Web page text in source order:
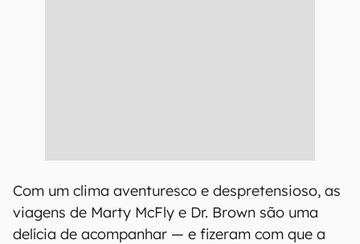
Com um clima aventuresco e despretensioso, as
viagens de Marty McFly e Dr. Brown são uma
delícia de acompanhar — e fizeram com que a